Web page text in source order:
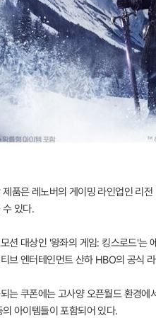
제품은 레노버의 게이밍 라인업인 리
수 있다.
션 대상인 '왕좌의 게임: 킹스로드'는
브 엔터테인먼트 산하 HBO의 공식
는 쿠폰에는 고사양 오픈월드 환경
의 아이템들이 포함되어 있다.